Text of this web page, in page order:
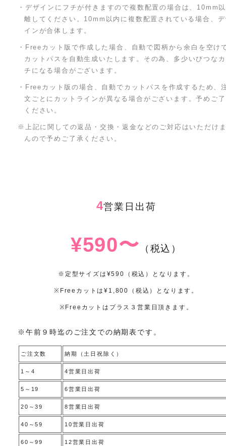
・デザインにフチが付きますので複数配置の場合は、10mm
離してください。10mm以内に複数配置されている場合、
インが合体します。
・Freeカット版で作成した場合、自動で図柄から余白を空け
カットパスを自動生成いたします。その為、多少いびつな
チになる場合がございます。
・Freeカット版の場合、自動でカットパスを作成するため、
文ごとにカットラインが異なる場合がございます。予めご
ください。
※上記に関しての返品・交換・返金などのご対応はいただけ
んので予めご了承ください。
4営業日出荷
¥590〜 （税込）
※定型サイズは¥590（税込）となります。
※Freeカットは¥1,800（税込）となります。
※Freeカットはプラス３営業日頂きます。
※午前９時迄のご注文での納期表です。
ご注文数 納期（土日祝除く）
1～4 4営業日出荷
5～19 6営業日出荷
20～39 8営業日出荷
40～59 10営業日出荷
60～99 12営業日出荷